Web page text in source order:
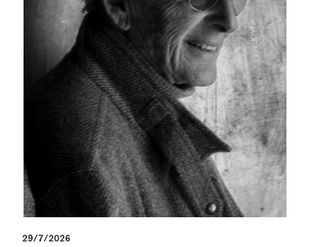
29/7/2026